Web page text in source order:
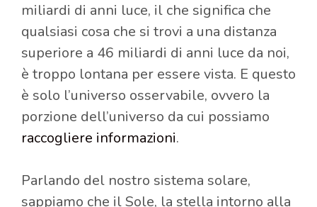
miliardi di anni luce, il che significa che
qualsiasi cosa che si trovi a una distanza
superiore a 46 miliardi di anni luce da noi,
è troppo lontana per essere vista. E questo
è solo l’universo osservabile, ovvero la
porzione dell’universo da cui possiamo
raccogliere informazioni.
Parlando del nostro sistema solare,
sappiamo che il Sole, la stella intorno alla